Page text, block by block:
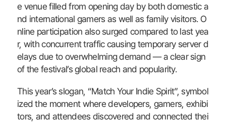
e venue filled from opening day by both domestic a
nd international gamers as well as family visitors. O
nline participation also surged compared to last yea
r, with concurrent traffic causing temporary server d
elays due to overwhelming demand — a clear sign
of the festival’s global reach and popularity.
This year’s slogan, “Match Your Indie Spirit”, symbol
ized the moment where developers, gamers, exhibi
tors, and attendees discovered and connected thei